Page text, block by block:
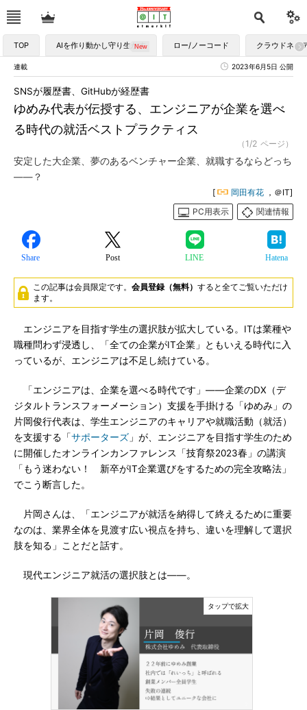
TOP AIを作り動かし守り生かす ロー/ノーコード クラウドネイ
連載 2023年6月5日 公開
ゆめみ代表が伝授する、エンジニアが企業を選べ
る時代の就活ベストプラクティス
SNSが履歴書、GitHubが経歴書
（1/2 ページ）
安定した大企業、夢のあるベンチャー企業、就職するならどっち
――？
[ 岡田有花 ，＠IT]
PC用表示
関連情報
Share Post LINE Hatena
この記事は会員限定です。 会員登録（無料） すると全てご覧いただけ
ます。
エンジニアを目指す学生の選択肢が拡大している。ITは業種や
職種問わず浸透し、「全ての企業がIT企業」ともいえる時代に入
っているが、エンジニアは不足し続けている。
「エンジニアは、企業を選べる時代です」――企業のDX（デ
ジタルトランスフォーメーション）支援を手掛ける「ゆめみ」の
片岡俊行代表は、学生エンジニアのキャリアや就職活動（就活）
を支援する「サポーターズ 」が、エンジニアを目指す学生のため
に開催したオンラインカンファレンス「技育祭2023春」の講演
「もう迷わない！ 新卒がIT企業選びをするための完全攻略法」
でこう断言した。
片岡さんは、「エンジニアが就活を納得して終えるために重要
なのは、業界全体を見渡す広い視点を持ち、違いを理解して選択
肢を知る」ことだと話す。
現代エンジニア就活の選択肢とは――。